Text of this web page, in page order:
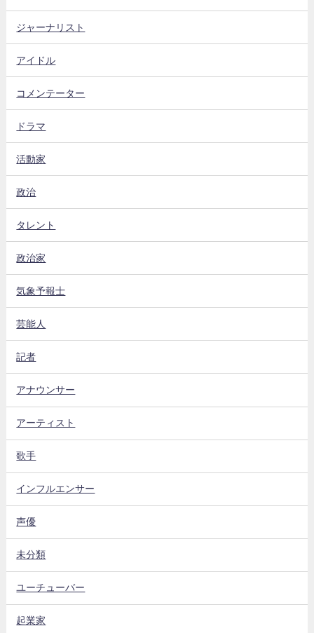
ジャーナリスト
アイドル
コメンテーター
ドラマ
活動家
政治
タレント
政治家
気象予報士
芸能人
記者
アナウンサー
アーティスト
歌手
インフルエンサー
声優
未分類
ユーチューバー
起業家